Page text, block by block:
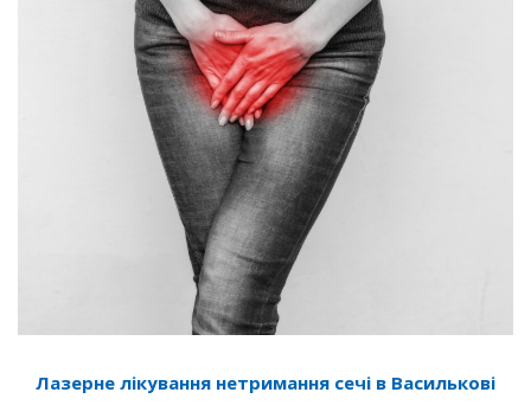
Лазерне лікування нетримання сечі в Василькові